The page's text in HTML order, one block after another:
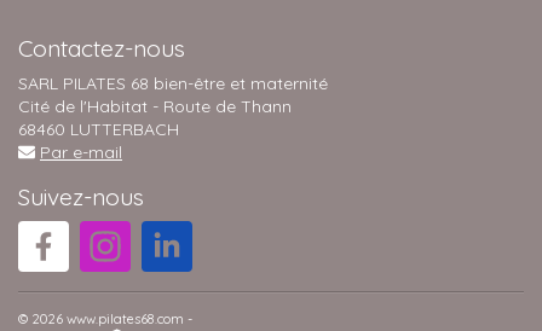
Contactez-nous
SARL PILATES 68 bien-être et maternité
Cité de l'Habitat - Route de Thann
68460 LUTTERBACH
Par e-mail
Suivez-nous
© 2026 www.pilates68.com -